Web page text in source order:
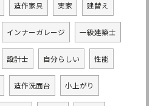
造作家具 実家 建替え
インナーガレージ 一級建築士
設計士 自分らしい 性能
造作洗面台 小上がり